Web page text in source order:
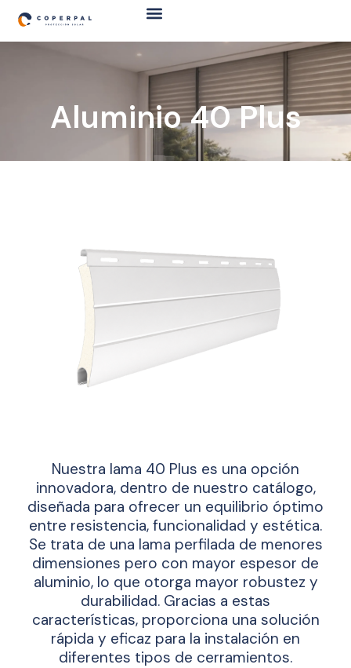
Aluminio 40 Plus
Nuestra lama 40 Plus es una opción
innovadora, dentro de nuestro catálogo,
diseñada para ofrecer un equilibrio óptimo
entre resistencia, funcionalidad y estética.
Se trata de una lama perfilada de menores
dimensiones pero con mayor espesor de
aluminio, lo que otorga mayor robustez y
durabilidad. Gracias a estas
características, proporciona una solución
rápida y eficaz para la instalación en
diferentes tipos de cerramientos.